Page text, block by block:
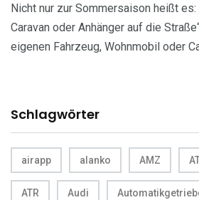
Schlagwörter
airapp alanko AMZ
ATR Audi
Nicht nur zur Sommersaison heißt es:
Caravan oder Anhänger auf die
eigenen Fahrzeug, Wohnmobil oder